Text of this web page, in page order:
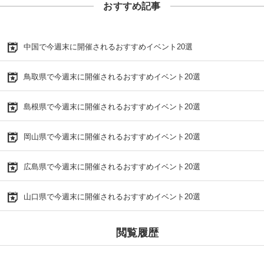
おすすめ記事
中国で今週末に開催されるおすすめイベント20選
鳥取県で今週末に開催されるおすすめイベント20選
島根県で今週末に開催されるおすすめイベント20選
岡山県で今週末に開催されるおすすめイベント20選
広島県で今週末に開催されるおすすめイベント20選
山口県で今週末に開催されるおすすめイベント20選
閲覧履歴